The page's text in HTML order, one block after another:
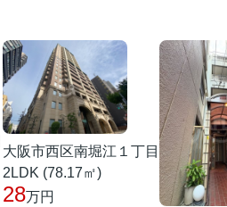
大阪市西区南堀江１丁目
2LDK (78.17㎡)
28万円